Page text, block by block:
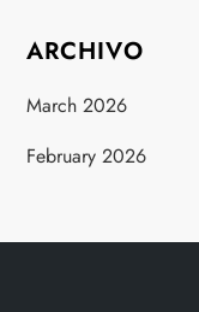
ARCHIVO
March 2026
February 2026